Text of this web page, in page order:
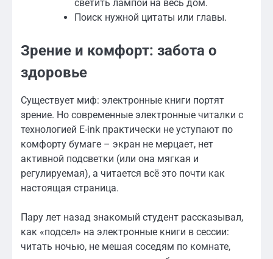
светить лампой на весь дом.
Поиск нужной цитаты или главы.
Зрение и комфорт: забота о
здоровье
Существует миф: электронные книги портят
зрение. Но современные электронные читалки с
технологией E-ink практически не уступают по
комфорту бумаге – экран не мерцает, нет
активной подсветки (или она мягкая и
регулируемая), а читается всё это почти как
настоящая страница.
Пару лет назад знакомый студент рассказывал,
как «подсел» на электронные книги в сессии:
читать ночью, не мешая соседям по комнате,